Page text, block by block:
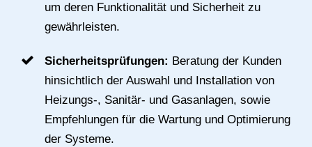
um deren Funktionalität und Sicherheit zu
gewährleisten.
Sicherheitsprüfungen: Beratung der Kunden
hinsichtlich der Auswahl und Installation von
Heizungs-, Sanitär- und Gasanlagen, sowie
Empfehlungen für die Wartung und Optimierung
der Systeme.